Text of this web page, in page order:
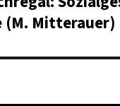
(M. Mitterauer)